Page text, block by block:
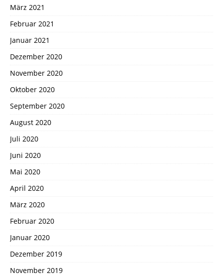
März 2021
Februar 2021
Januar 2021
Dezember 2020
November 2020
Oktober 2020
September 2020
August 2020
Juli 2020
Juni 2020
Mai 2020
April 2020
März 2020
Februar 2020
Januar 2020
Dezember 2019
November 2019